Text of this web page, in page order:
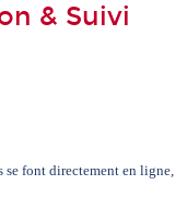
& Suivi
se font directement en ligne,